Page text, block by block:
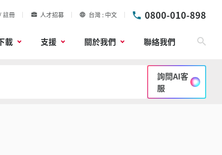
註冊 人才招募 台灣 中文 0800-010-898
載 支援 關於我們 聯絡我們
詢問AI客
服